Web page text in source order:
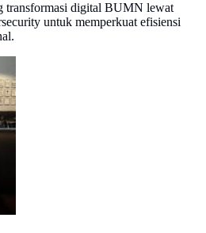
transformasi digital BUMN lewat
untuk memperkuat efisiensi